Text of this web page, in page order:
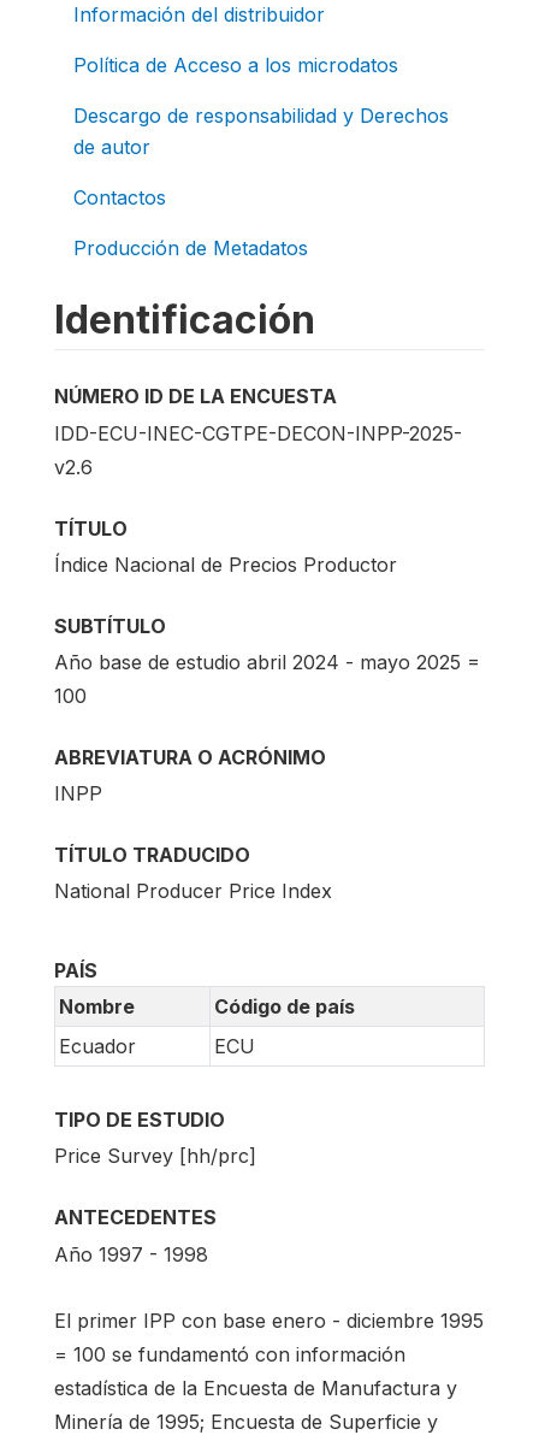
Información del distribuidor
Política de Acceso a los microdatos
Descargo de responsabilidad y Derechos
de autor
Contactos
Producción de Metadatos
Identificación
NÚMERO ID DE LA ENCUESTA
IDD-ECU-INEC-CGTPE-DECON-INPP-2025-
v2.6
TÍTULO
Índice Nacional de Precios Productor
SUBTÍTULO
Año base de estudio abril 2024 - mayo 2025 =
100
ABREVIATURA O ACRÓNIMO
INPP
TÍTULO TRADUCIDO
National Producer Price Index
PAÍS
Nombre
Código de país
Ecuador
ECU
TIPO DE ESTUDIO
Price Survey [hh/prc]
ANTECEDENTES
Año 1997 - 1998
El primer IPP con base enero - diciembre 1995
= 100 se fundamentó con información
estadística de la Encuesta de Manufactura y
Minería de 1995; Encuesta de Superficie y